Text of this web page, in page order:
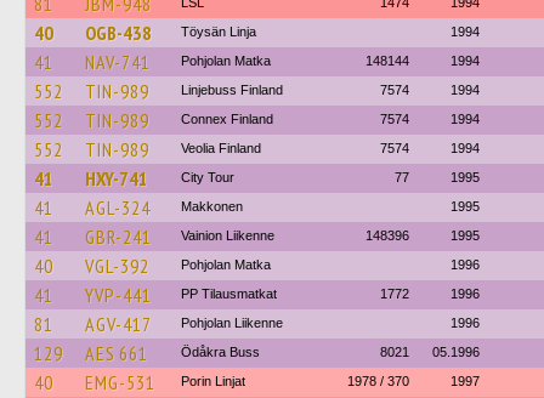
40 OGB-438 Töysän Linja 1994
41 NAV-741 Pohjolan Matka 148144 1994
552 TIN-989 Linjebuss Finland 7574 1994
552 TIN-989 Connex Finland 7574 1994
552 TIN-989 Veolia Finland 7574 1994
41 HXY-741 City Tour 77 1995
41 AGL-324 Makkonen 1995
41 GBR-241 Vainion Liikenne 148396 1995
40 VGL-392 Pohjolan Matka 1996
41 YVP-441 PP Tilausmatkat 1772 1996
81 AGV-417 Pohjolan Liikenne 1996
129 AES 661 Ödåkra Buss 8021 05.1996
40 EMG-531 Porin Linjat 1978 / 370 1997